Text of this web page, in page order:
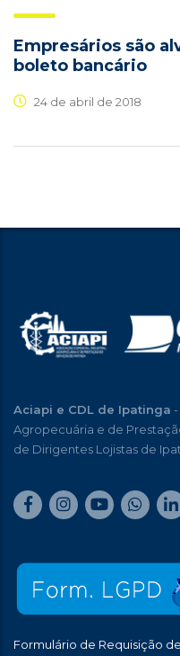
Empresários são
boleto bancário
24 de abril de 2018
Aciapi e CDL de Ipatinga
Agropecuária e de
de Dirigentes Lojistas de
Formulário de Requisição